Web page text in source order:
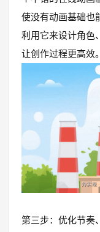
使没有动画基础也
利用它来设计角色
让创作过程更高效。
第三步：优化节奏